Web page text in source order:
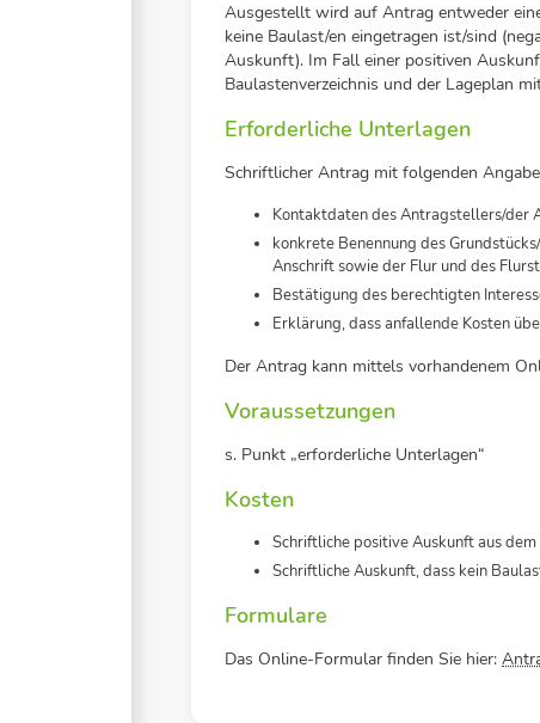
Ausgestellt wird auf Antrag entweder
keine Baulast/en eingetragen ist/sind
Auskunft). Im Fall einer positiven
Baulastenverzeichnis und der Lageplan
Erforderliche Unterlagen
Schriftlicher Antrag mit folgenden
Kontaktdaten des Antragstellers/der
konkrete Benennung des
Anschrift sowie der Flur und des
Bestätigung des berechtigten
Erklärung, dass anfallende Kosten
Der Antrag kann mittels vorhandenem
Voraussetzungen
s. Punkt „erforderliche Unterlagen“
Kosten
Schriftliche positive Auskunft aus
Schriftliche Auskunft, dass kein
Formulare
Das Online-Formular finden Sie hier: